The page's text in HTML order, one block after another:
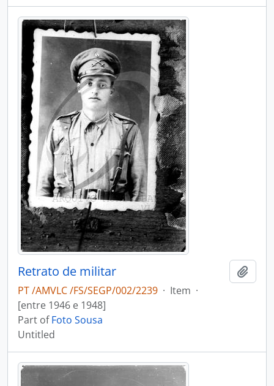
Retrato de militar
PT /AMVLC /FS/SEGP/002/2239 · Item ·
[entre 1946 e 1948]
Part ofFoto Sousa
Untitled